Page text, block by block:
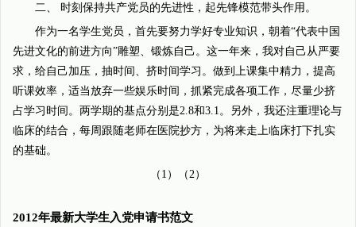
二、 时刻保持共产党员的先进性，起先锋模范带头作用。
作为一名学生党员，首先要努力学好专业知识，朝着“代表中国
先进文化的前进方向”雕塑、锻炼自己。这一年来，我对自己从严要
求，给自己加压，抽时间、挤时间学习。做到上课集中精力，提高
听课效率，适当放弃一些娱乐时间，抓紧完成各项工作，尽量少挤
占学习时间。两学期的基点分别是2.8和3.1。另外，我还注重理论与
临床的结合，每周跟随老师在医院抄方，为将来走上临床打下扎实
的基础。
（1）（2）
2012年最新大学生入党申请书范文